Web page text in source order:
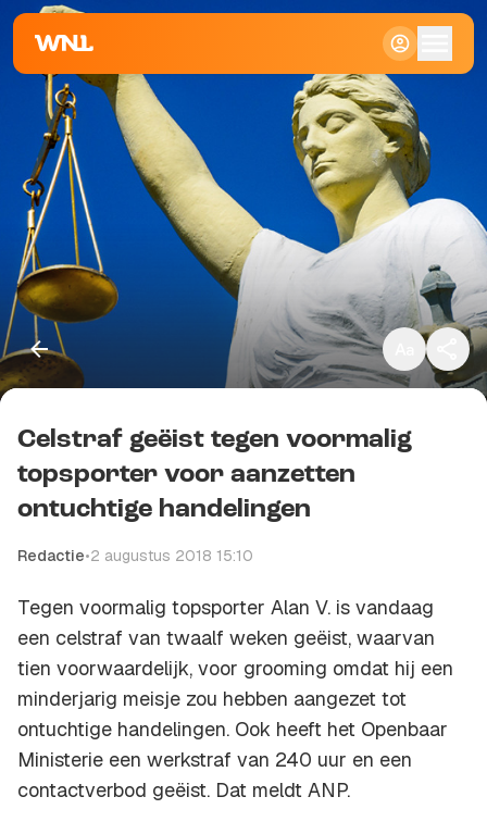
Standaard
Groot
Kopieer link
Celstraf geëist tegen voormalig
topsporter voor aanzetten
ontuchtige handelingen
Redactie•2 augustus 2018 15:10
Tegen voormalig topsporter Alan V. is vandaag
een celstraf van twaalf weken geëist, waarvan
tien voorwaardelijk, voor grooming omdat hij een
minderjarig meisje zou hebben aangezet tot
ontuchtige handelingen. Ook heeft het Openbaar
Ministerie een werkstraf van 240 uur en een
contactverbod geëist. Dat meldt ANP.